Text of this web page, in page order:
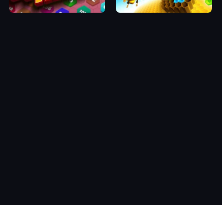
4Hexa Super Hexbee Merger